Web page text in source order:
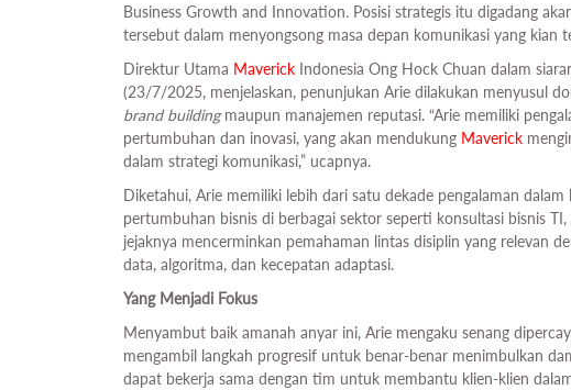
Business Growth and Innovation. Posisi strategis itu digadang
tersebut dalam menyongsong masa depan komunikasi yang kian
Direktur Utama Maverick Indonesia Ong Hock Chuan dalam
(23/7/2025, menjelaskan, penunjukan Arie dilakukan menyusul
brand buildingmaupun manajemen reputasi. “Arie memiliki
pertumbuhan dan inovasi, yang akan mendukung Maverick
dalam strategi komunikasi,” ucapnya.
Diketahui, Arie memiliki lebih dari satu dekade pengalaman
pertumbuhan bisnis di berbagai sektor seperti konsultasi bisnis TI,
jejaknya mencerminkan pemahaman lintas disiplin yang relevan
data, algoritma, dan kecepatan adaptasi.
Yang Menjadi Fokus
Menyambut baik amanah anyar ini, Arie mengaku senang
mengambil langkah progresif untuk benar-benar menimbulkan
dapat bekerja sama dengan tim untuk membantu klien-klien